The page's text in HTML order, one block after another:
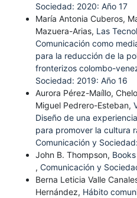
Sociedad: 2020: Año 17
María Antonia Cuberos,
Mazuera-Arias, Las
Comunicación como
para la reducción de la
fronterizos colombo-
Sociedad: 2019: Año 16
Aurora Pérez-Maíllo,
Miguel Pedrero-Esteban,
Diseño de una
para promover la cultura
Comunicación y
John B. Thompson,
, Comunicación y
Berna Leticia Valle
Hernández, Hábito